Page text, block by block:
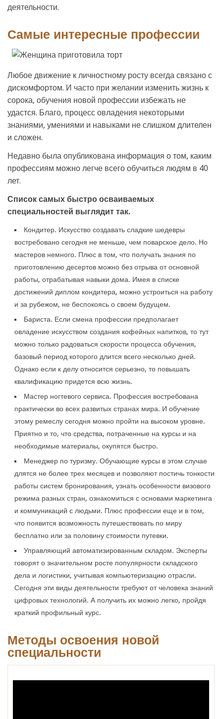
деятельности.
Самые интересные профессии
Любое движение к личностному росту всегда связано с
дискомфортом. И часто при желании изменить жизнь к
сорока, обучения новой профессии избежать не
удастся. Благо, процесс овладения некоторыми
знаниями, умениями и навыками не слишком длителен
и сложен.
Недавно была опубликована информация о том, каким
профессиям можно легче всего обучиться людям в 40
лет.
Список самых быстро осваиваемых
специальностей выглядит так.
Кондитер. Искусство создавать сладкие шедевры
востребовано сегодня не меньше, чем поварское дело. Но
мастеров немного. Плюс в том, что получать знания по
приготовлению десертов можно без отрыва от основной
работы, отрабатывая навыки дома. Имея в списке
достижений диплом кондитера, можно устроиться на работу
и за рубежом, не беспокоясь о своем будущем.
Бариста. Если смена профессии предполагает
овладение искусством создания кофейных напитков, то тут
можно только радоваться скорости процесса обучения,
базовый период которого длится всего несколько дней.
Однако если к делу относится серьезно, то повышать
квалификацию придется всю жизнь.
Мастер ногтевого сервиса. Профессия востребована
практически во всех развитых странах мира. И обучение
этому ремеслу сегодня можно пройти на высоком уровне.
Приятно и то, что средства, потраченные на курсы и на
необходимые материалы, окупятся быстро.
Менеджер по туризму. Обучающие курсы в этом случае
длятся не более трех месяцев и позволяют постичь тонкости
работы систем бронирования, узнать особенности визового
режима разных стран, ознакомиться с основами маркетинга
и коммуникаций с людьми. Плюс профессии еще и в том,
что появится возможность путешествовать по миру
бесплатно или за половину стоимости путевки.
Управляющий автоматизированным складом. Эксперты
говорят о значительном росте популярности складского
дела и логистики, учитывая компьютеризацию отрасли.
Сегодня эти виды деятельности требуют от человека знаний
цифровых технологий. А получить их можно легко, пройдя
краткий профильный курс.
Методы освоения новой
специальности